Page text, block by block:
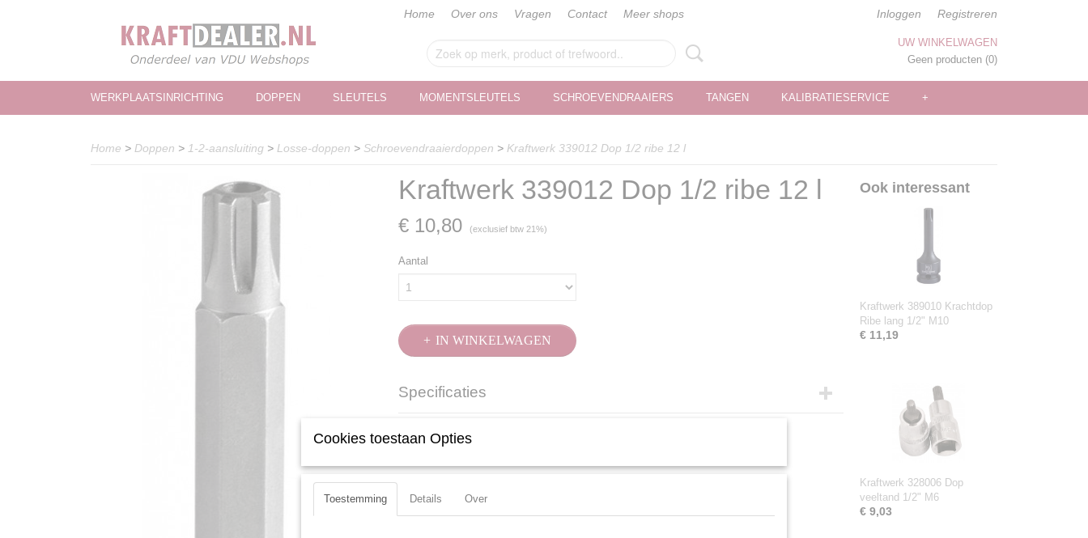
Home Over ons Vragen Contact Meer shops Inloggen Registreren
UW WINKELWAGEN
Geen producten (0)
WERKPLAATSINRICHTING DOPPEN SLEUTELS MOMENTSLEUTELS SCHROEVENDRAAIERS TANGEN KALIBRATIESERVICE +
Home > Doppen > 1-2-aansluiting > Losse-doppen > Schroevendraaierdoppen > Kraftwerk 339012 Dop 1/2 ribe 12 l
Kraftwerk 339012 Dop 1/2 ribe 12 l
€ 10,80 (exclusief btw 21%)
Aantal
IN WINKELWAGEN
Specificaties
EAN code
Ook interessant
Kraftwerk 389010 Krachtdop
Ribe lang 1/2" M10
€ 11,19
Kraftwerk 328006 Dop
veeltand 1/2" M6
€ 9,03
Cookies toestaan Opties
Toestemming Details Over